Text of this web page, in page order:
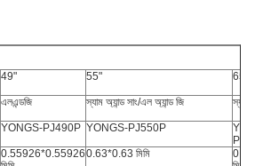
49" 55" 65"
এলএন্ডজি স্যাম অ্যান্ড সাং/এল অ্যান্ড জি স্যাম
YONGS-PJ490P YONGS-PJ550P
0.55926*0.559260.63*0.63 মিমি